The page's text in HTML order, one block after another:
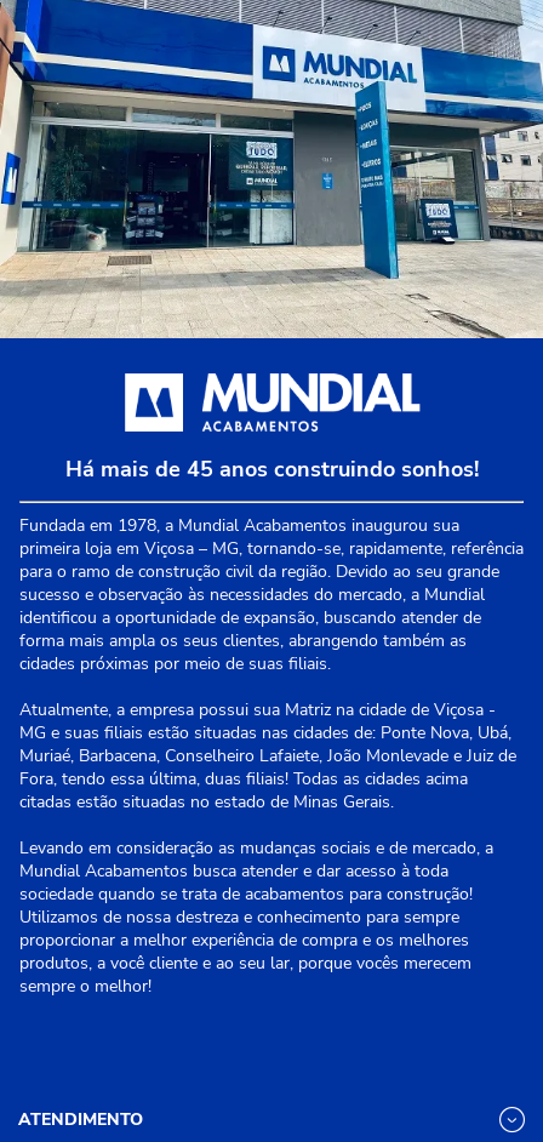
Há mais de 45 anos construindo sonhos!
Fundada em 1978, a Mundial Acabamentos inaugurou sua
primeira loja em Viçosa – MG, tornando-se, rapidamente, referência
para o ramo de construção civil da região. Devido ao seu grande
sucesso e observação às necessidades do mercado, a Mundial
identificou a oportunidade de expansão, buscando atender de
forma mais ampla os seus clientes, abrangendo também as
cidades próximas por meio de suas filiais.
Atualmente, a empresa possui sua Matriz na cidade de Viçosa -
MG e suas filiais estão situadas nas cidades de: Ponte Nova, Ubá,
Muriaé, Barbacena, Conselheiro Lafaiete, João Monlevade e Juiz de
Fora, tendo essa última, duas filiais! Todas as cidades acima
citadas estão situadas no estado de Minas Gerais.
Levando em consideração as mudanças sociais e de mercado, a
Mundial Acabamentos busca atender e dar acesso à toda
sociedade quando se trata de acabamentos para construção!
Utilizamos de nossa destreza e conhecimento para sempre
proporcionar a melhor experiência de compra e os melhores
produtos, a você cliente e ao seu lar, porque vocês merecem
sempre o melhor!
ATENDIMENTO